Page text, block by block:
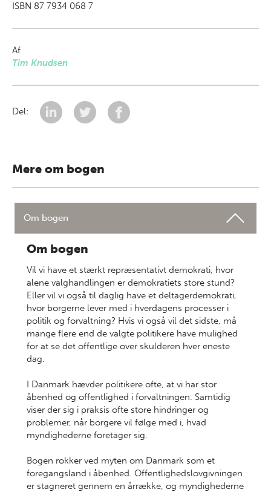
ISBN 87 7934 068 7
Af
Tim Knudsen
Del:
Mere om bogen
Om bogen
Om bogen
Vil vi have et stærkt repræsentativt demokrati, hvor
alene valghandlingen er demokratiets store stund?
Eller vil vi også til daglig have et deltagerdemokrati,
hvor borgerne lever med i hverdagens processer i
politik og forvaltning? Hvis vi også vil det sidste, må
mange flere end de valgte politikere have mulighed
for at se det offentlige over skulderen hver eneste
dag.
I Danmark hævder politikere ofte, at vi har stor
åbenhed og offentlighed i forvaltningen. Samtidig
viser der sig i praksis ofte store hindringer og
problemer, når borgere vil følge med i, hvad
myndighederne foretager sig.
Bogen rokker ved myten om Danmark som et
foregangsland i åbenhed. Offentlighedslovgivningen
er stagneret gennem en årrække, og myndighederne